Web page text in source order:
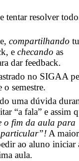
tentar resolver
compartilhando
echecando as
dar feedback.
no SIGAA
semestre.
uma dúvida
“a fala” e assim
o fim da aula para
particular”! A
ao aluno iniciar
aula.